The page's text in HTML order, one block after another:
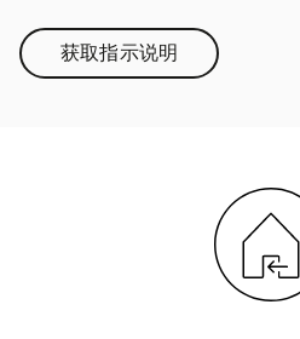
获取指示说明Link Opens in New Tab